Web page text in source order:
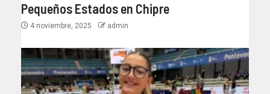
Pequeños Estados en Chipre
4 noviembre, 2025 admin